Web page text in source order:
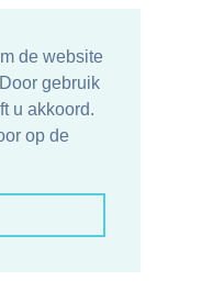
de website
gebruik
u akkoord.
op de